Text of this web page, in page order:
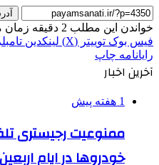
خواندن این مطلب 2 دقیقه زمان میبرد
فیس بوک توییتر (X) لینکدین ‫تامبلر
رایانامه چاپ
آخرین اخبار
1 هفته پیش
ممنوعیت رجیستری
خودروها در ایام اربعین